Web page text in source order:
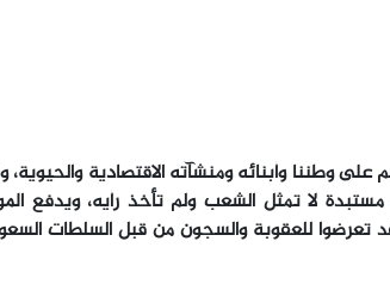
وطننا وأبنائه ومنشآته الاقتصادية والحيوية،
لا تمثل الشعب ولم تأخذ رأيه، ويدفع
تعرضوا للعقوبة والسجون من قبل السلطات